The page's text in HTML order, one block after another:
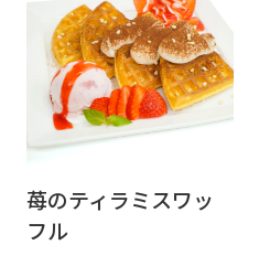
苺のティラミスワッ
フル